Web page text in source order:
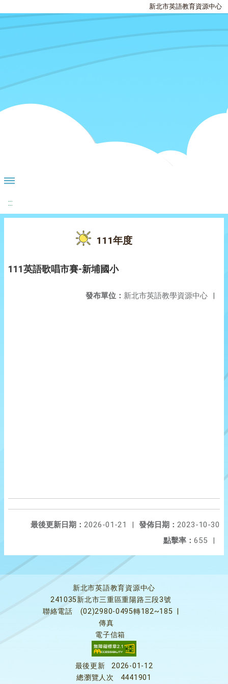
新北市英語教育資源中心
:::
111年度
111英語歌唱市賽-新埔國小
發布單位： 新北市英語教學資源中心 |
發佈日期： 2023-10-30
最後更新日期： 2026-01-21
|
點擊率： 655 |
新北市英語教育資源中心
241035新北市三重區重陽路三段3號
聯絡電話
(02)2980-0495轉182~185
傳真
電子信箱
最後更新
2026-01-12
總瀏覽人次
4441901